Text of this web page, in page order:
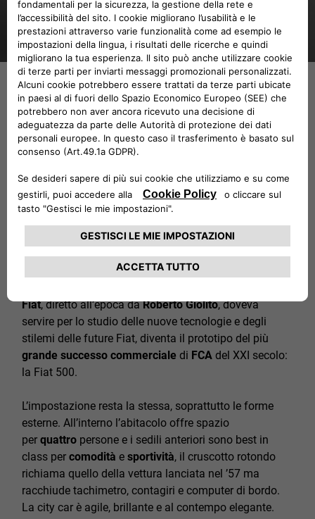
Il successo supera le aspettative e
spinge il management Fiat ad
evolvere la Trepiuno in una vettura
di produzione creando così la 500
del XXI secolo.
Fiat, diretto all’epoca daRoberto Giolito, doveva
servire per lo studio delle nuove tecnologie e degli
stilemi delle future Fiat, diventa il prototipo del più
grande successo commerciale di FCA del XXI secolo:
la Fiat 500.
L’impostazione resta la stessa, soprattutto le forme
esterne. All’interno l’abitacolo offre spazio
per quattro persone e i sedili anteriori sono best in
class per comodità e sportività, il cruscotto rotondo
richiama quello della vettura lanciata nel ’57 ma
racchiude tachimetro, contagiri e computer di bordo.
La city car è agile, brillante e al contempo elegante.